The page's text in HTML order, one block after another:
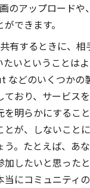
のアップロード
できます。
有するときに、
いということはよ
などのいくつかの
おり、サービス
を明らかにするこ
とが、しないこと
う。たとえば、あ
加したいと思った
当にコミュニティ